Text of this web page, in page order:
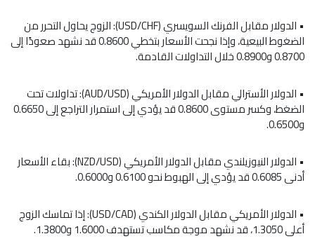
• الدولار مقابل الفرنك السويسري (USD/CHF): الزوج يحاول التحرر من
الضغوط البيعية، وإذا نجحت الأسعار بتخطي 0.8600 قد نشهد صعودًا إلى
0.8700 و0.8900 خلال التداولات القادمة.
• الدولار الأسترالي مقابل الدولار الأمريكي (AUD/USD): تداولات تحت
الضغط، وكسر مستوى 0.8600 قد يؤدي إلى استمرار التراجع إلى 0.6650
و0.6500.
• الدولار النيوزيلندي مقابل الدولار الأمريكي (NZD/USD): بقاء الأسعار
أدنى 0.6085 قد يؤدي إلى الهبوط نحو 0.6100 و0.6000.
• الدولار الأمريكي مقابل الدولار الكندي (USD/CAD): إذا تماسك الزوج
أعلى 1.3050، قد نشهد موجة مكاسب تستهدف 1.6000 و1.3800.